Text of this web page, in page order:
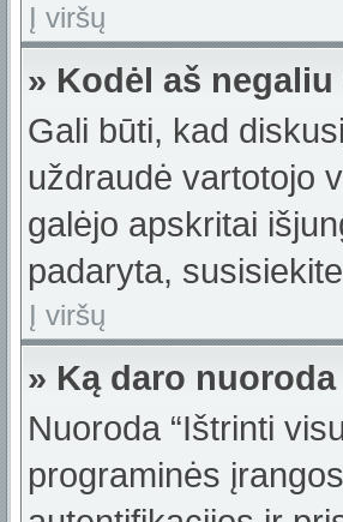
Į viršų
» Kodėl aš
Gali būti, kad
uždraudė vartotojo
galėjo apskritai
padaryta,
Į viršų
» Ką daro
Nuoroda “Ištrinti
programinės